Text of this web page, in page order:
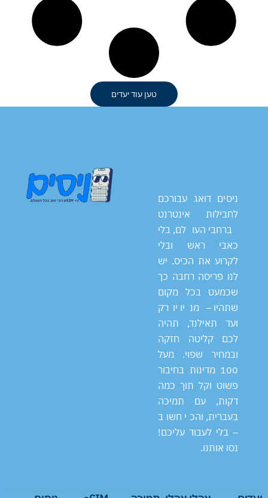
טען עוד יעדים
ניסים דואג עבורכם
לחבילות אינטרנט
ברחבי העולם, בלי
כאבי ראש ובלי
לקרוע את הכיס. יש
לנו פריסה רחבה כך
שכמעט בכל מקום
שתהיו – מניו יורק
ועד תאילנד, תהיה
לכם קליטה חזקה
ובמחיר שפוי. מעל
100 מדינות בחיבור
פשוט וקל תוך כמה
דקות, עם תמיכה
בעברית, והכי חשוב
– בלי לעבוד עליכם!
נסו אותנו.